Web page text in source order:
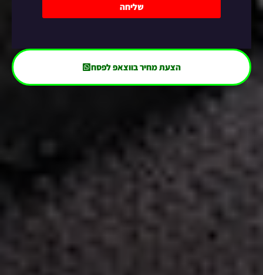
שליחה
הצעת מחיר בווצאפ לפסח